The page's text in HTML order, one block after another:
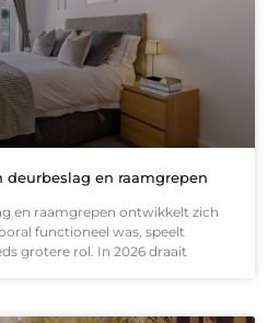
en raamgrepen
en raamgrepen ontwikkelt zich
functioneel was, speelt
grotere rol. In 2026 draait